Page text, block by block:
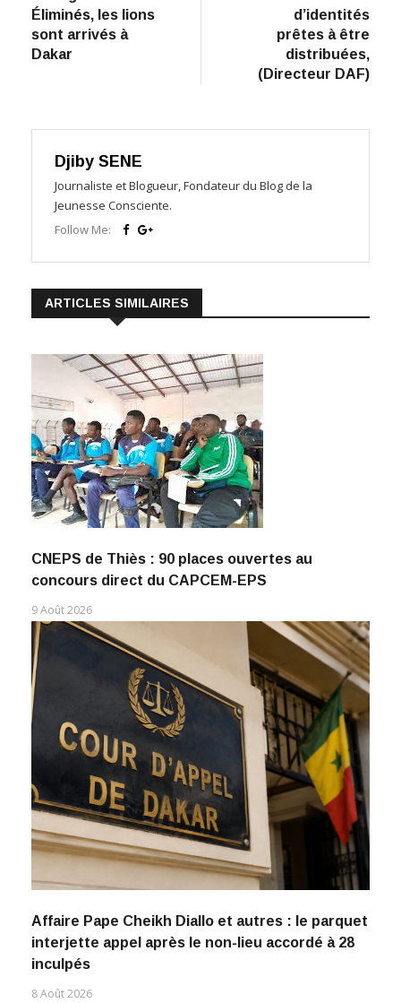
l’article
Éliminés, les lions
sont arrivés à
Dakar
d’identités
prêtes à être
distribuées,
(Directeur DAF)
Djiby SENE
Journaliste et Blogueur, Fondateur du Blog de la
Jeunesse Consciente.
Follow Me:
ARTICLES SIMILAIRES
CNEPS de Thiès : 90 places ouvertes au
concours direct du CAPCEM-EPS
9 Août 2026
Affaire Pape Cheikh Diallo et autres : le parquet
interjette appel après le non-lieu accordé à 28
inculpés
8 Août 2026